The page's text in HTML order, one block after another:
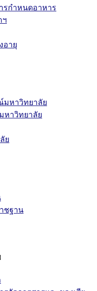
รกำหนดอาหาร
ฯ
อายุ
มหาวิทยาลัย
หาวิทยาลัย
ย
ชฐาน